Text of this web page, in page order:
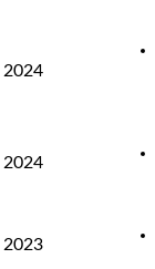
2024
2024
2023